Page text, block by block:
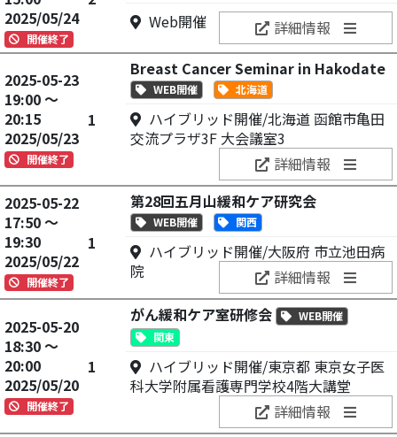
2025/05/24
開催終了
Web開催
詳細情報
2025-05-23
19:00 ～
20:15
2025/05/23
開催終了
1
Breast Cancer Seminar in Hakodate
WEB開催 北海道
ハイブリッド開催/北海道 函館市亀田
交流プラザ3F 大会議室3
詳細情報
2025-05-22
17:50 ～
19:30
2025/05/22
開催終了
1
第28回五月山緩和ケア研究会
WEB開催 関西
ハイブリッド開催/大阪府 市立池田病
院
詳細情報
2025-05-20
18:30 ～
20:00
2025/05/20
開催終了
1
がん緩和ケア室研修会
WEB開催
関東
ハイブリッド開催/東京都 東京女子医
科大学附属看護専門学校4階大講堂
詳細情報